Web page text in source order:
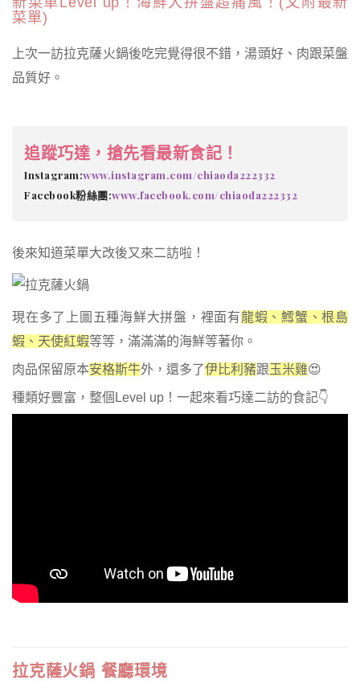
菜單)
上次一訪拉克薩火鍋後吃完覺得很不錯，湯頭好、肉跟菜盤
品質好。
追蹤巧達，搶先看最新食記！
Instagram:www.instagram.com/chiaoda222332
Facebook粉絲團:www.facebook.com/chiaoda222332
後來知道菜單大改後又來二訪啦！
現在多了上圖五種海鮮大拼盤，裡面有龍蝦、鱈蟹、根島
蝦、天使紅蝦等等，滿滿滿的海鮮等著你。
肉品保留原本安格斯牛外，還多了伊比利豬跟玉米雞😍
種類好豐富，整個Level up！一起來看巧達二訪的食記👇
拉克薩火鍋 餐廳環境